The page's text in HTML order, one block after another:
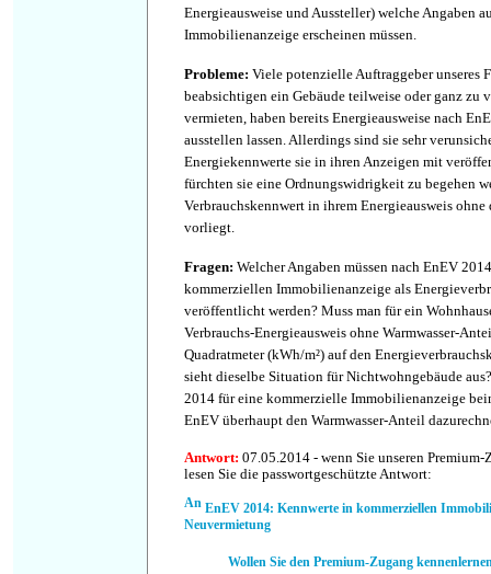
Energieausweise und Aussteller) welche Angaben
Immobilienanzeige erscheinen müssen.
Probleme: Viele potenzielle Auftraggeber unseres
beabsichtigen ein Gebäude teilweise oder ganz zu
vermieten, haben bereits Energieausweise nach
ausstellen lassen. Allerdings sind sie sehr
Energiekennwerte sie in ihren Anzeigen mit
fürchten sie eine Ordnungswidrigkeit zu begehen
Verbrauchskennwert in ihrem Energieausweis ohne
vorliegt.
Fragen: Welcher Angaben müssen nach EnEV
kommerziellen Immobilienanzeige als
veröffentlicht werden? Muss man für ein
Verbrauchs-Energieausweis ohne Warmwasser-
Quadratmeter (kWh/m²) auf den
sieht dieselbe Situation für Nichtwohngebäude
2014 für eine kommerzielle Immobilienanzeige
EnEV überhaupt den Warmwasser-Anteil
Antwort: 07.05.2014 - wenn Sie unseren
lesen Sie die passwortgeschützte Antwort:
EnEV 2014: Kennwerte in kommerziellen
Neuvermietung
Wollen Sie den Premium-Zugang